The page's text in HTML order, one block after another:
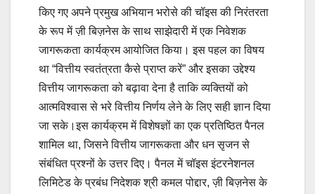
किए गए अपने प्रमुख अभियान भरोसे की चॉइस की निरंतरता
के रूप में ज़ी बिज़नेस के साथ साझेदारी में एक निवेशक
जागरूकता कार्यक्रम आयोजित किया। इस पहल का विषय
था “वित्तीय स्वतंत्रता कैसे प्राप्त करें” और इसका उद्देश्य
वित्तीय जागरूकता को बढ़ावा देना है ताकि व्यक्तियों को
आत्मविश्वास से भरे वित्तीय निर्णय लेने के लिए सही ज्ञान दिया
जा सके।इस कार्यक्रम में विशेषज्ञों का एक प्रतिष्ठित पैनल
शामिल था, जिसने वित्तीय जागरूकता और धन सृजन से
संबंधित प्रश्नों के उत्तर दिए। पैनल में चॉइस इंटरनेशनल
लिमिटेड के प्रबंध निदेशक श्री कमल पोद्दार, ज़ी बिज़नेस के